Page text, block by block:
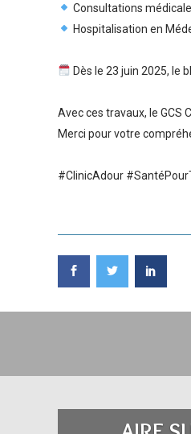
Consultations
Hospitalisation en
Dès le 23 juin 2025, le
Avec ces travaux, le GCS
Merci pour votre
#ClinicAdour